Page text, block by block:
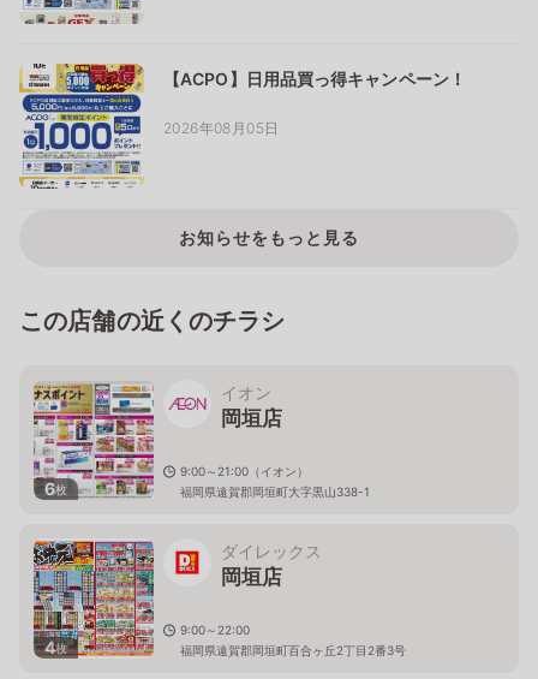
【ACPO】日用品買っ得キャンペーン！
2026年08月05日
お知らせをもっと見る
この店舗の近くのチラシ
6枚
イオン
岡垣店
9:00～21:00（イオン）
福岡県遠賀郡岡垣町大字黒山338-1
4枚
ダイレックス
岡垣店
9:00～22:00
福岡県遠賀郡岡垣町百合ヶ丘2丁目2番3号